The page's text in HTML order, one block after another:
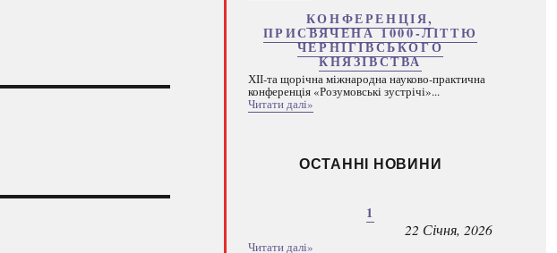
КОНФЕРЕНЦІЯ,
ПРИСВЯЧЕНА 1000-ЛІТТЮ
ЧЕРНІГІВСЬКОГО
КНЯЗІВСТВА
ХІІ-та щорічна міжнародна науково-практична
конференція «Розумовські зустрічі»...
Читати далі»
ОСТАННІ НОВИНИ
1
22 Січня, 2026
Читати далі»